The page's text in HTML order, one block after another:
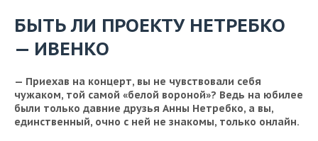
БЫТЬ ЛИ ПРОЕКТУ НЕТРЕБКО
— ИВЕНКО
— Приехав на концерт, вы не чувствовали себя
чужаком, той самой «белой вороной»? Ведь на юбилее
были только давние друзья Анны Нетребко, а вы,
единственный, очно с ней не знакомы, только онлайн.